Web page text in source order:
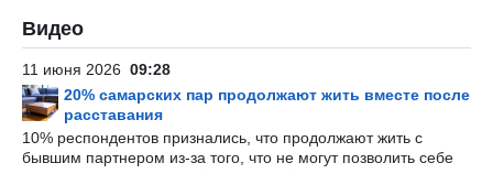
Видео
11 июня 2026 09:28
20% самарских пар продолжают жить вместе после
расставания
10% респондентов признались, что продолжают жить с
бывшим партнером из-за того, что не могут позволить себе